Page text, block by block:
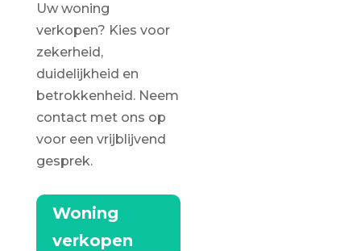
Uw woning
verkopen? Kies voor
zekerheid,
duidelijkheid en
betrokkenheid. Neem
contact met ons op
voor een vrijblijvend
gesprek.
Woning
verkopen